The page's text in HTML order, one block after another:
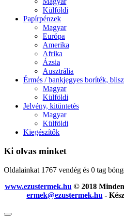
Külföldi
Papírpénzek
Magyar
Európa
Amerika
Afrika
Ázsia
Ausztrália
Érmés / bankjegyes boríték,
Magyar
Külföldi
Jelvény, kitüntetés
Magyar
Külföldi
Kiegészítők
Ki olvas minket
Oldalainkat 1767 vendég és 0 tag
www.ezustermek.hu © 2018
ermek@ezustermek.hu -